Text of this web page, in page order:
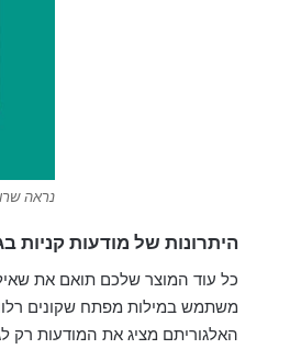
נראה
היתרונות של מודעות קניות
כל עוד המוצר שלכם תואם את
משתמש במילות מפתח שקונים
האלגוריתם מציג את המודעות רק